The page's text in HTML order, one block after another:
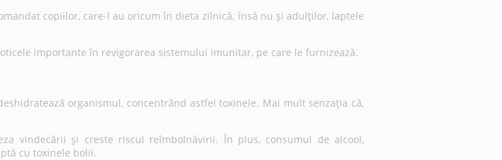
copiilor, care-l au oricum în dieta zilnică, însă nu și adulților, laptele
importante în revigorarea sistemului imunitar, pe care le furnizează.
organismul, concentrând astfel toxinele. Mai mult senzația că,
vindecării și creste riscul reîmbolnăvirii. În plus, consumul de alcool,
cu toxinele bolii.